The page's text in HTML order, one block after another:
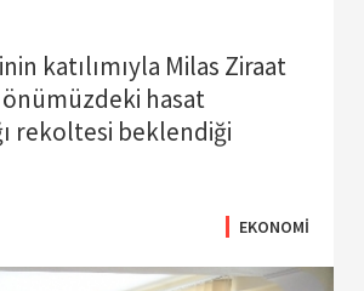
katılımıyla Milas Ziraat
hasat
rekoltesi beklendiği
EKONOMİ